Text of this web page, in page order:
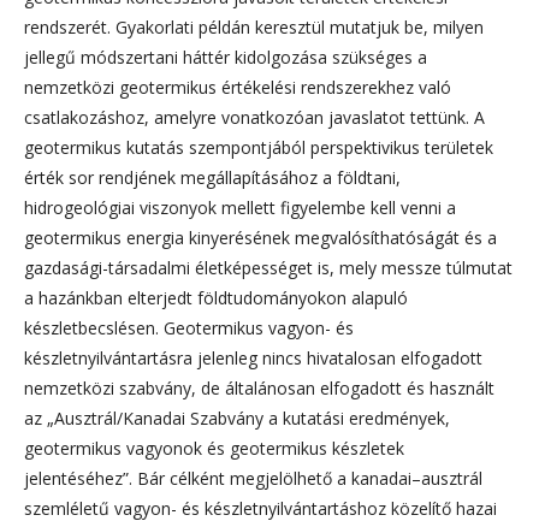
rendszerét. Gyakorlati példán keresztül mutatjuk be, milyen
jellegű módszertani háttér kidolgozása szükséges a
nemzetközi geotermikus értékelési rendszerekhez való
csatlakozáshoz, amelyre vonatkozóan javaslatot tettünk. A
geotermikus kutatás szempontjából perspektivikus területek
érték sor rendjének megállapításához a földtani,
hidrogeológiai viszonyok mellett figyelembe kell venni a
geotermikus energia kinyerésének megvalósíthatóságát és a
gazdasági-társadalmi életképességet is, mely messze túlmutat
a hazánkban elterjedt földtudományokon alapuló
készletbecslésen. Geotermikus vagyon- és
készletnyilvántartásra jelenleg nincs hivatalosan elfogadott
nemzetközi szabvány, de általánosan elfogadott és használt
az „Ausztrál/Kanadai Szabvány a kutatási eredmények,
geotermikus vagyonok és geotermikus készletek
jelentéséhez”. Bár célként megjelölhető a kanadai–ausztrál
szemléletű vagyon- és készletnyilvántartáshoz közelítő hazai